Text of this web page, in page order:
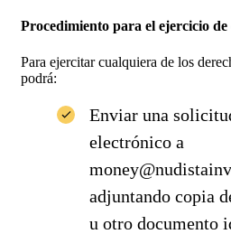
Procedimiento para el ejercicio de
Para ejercitar cualquiera de los
podrá:
Enviar una
electrónico a
adjuntando copia
u otro documento